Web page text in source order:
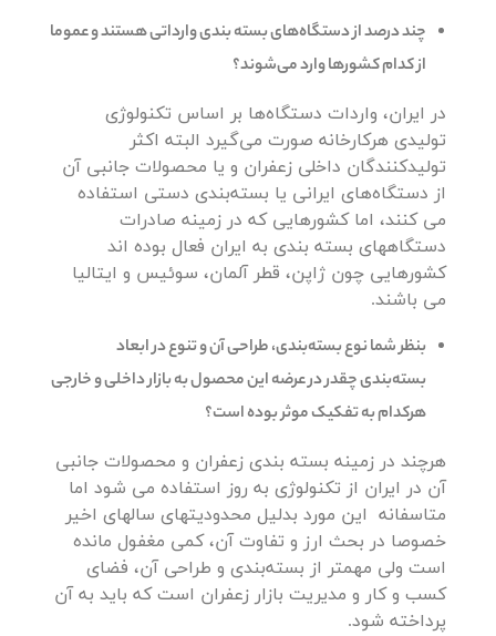
چند درصد از دستگاه‌های بسته بندی وارداتی هستند و عموما
از کدام کشورها وارد می‌شوند؟
در ایران، واردات دستگاه‌ها بر اساس تکنولوژی
تولیدی هرکارخانه صورت می‌گیرد البته اکثر
تولیدکنندگان داخلی زعفران و یا محصولات جانبی آن
از دستگاه‌های ایرانی یا بسته‌بندی دستی استفاده
می کنند، اما کشورهایی که در زمینه صادرات
دستگاههای بسته بندی به ایران فعال بوده اند
کشورهایی چون ژاپن، قطر آلمان، سوئیس و ایتالیا
می باشند.
بنظر شما نوع بسته‌بندی، طراحی آن و تنوع در ابعاد
بسته‌بندی چقدر در عرضه این محصول به بازار داخلی و خارجی
هرکدام به تفکیک موثر بوده است؟
هرچند در زمینه بسته بندی زعفران و محصولات جانبی
آن در ایران از تکنولوژی به روز استفاده می شود اما
متاسفانه این مورد بدلیل محدودیتهای سالهای اخیر
خصوصا در بحث ارز و تفاوت آن، کمی مغفول مانده
است ولی مهمتر از بسته‌بندی و طراحی آن، فضای
کسب و کار و مدیریت بازار زعفران است که باید به آن
پرداخته شود.